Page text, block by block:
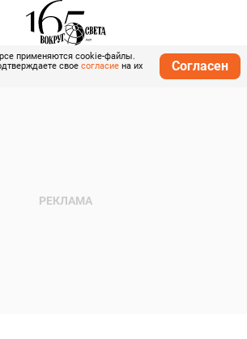
применяются cookie-файлы.
свое согласие на их
Согласен